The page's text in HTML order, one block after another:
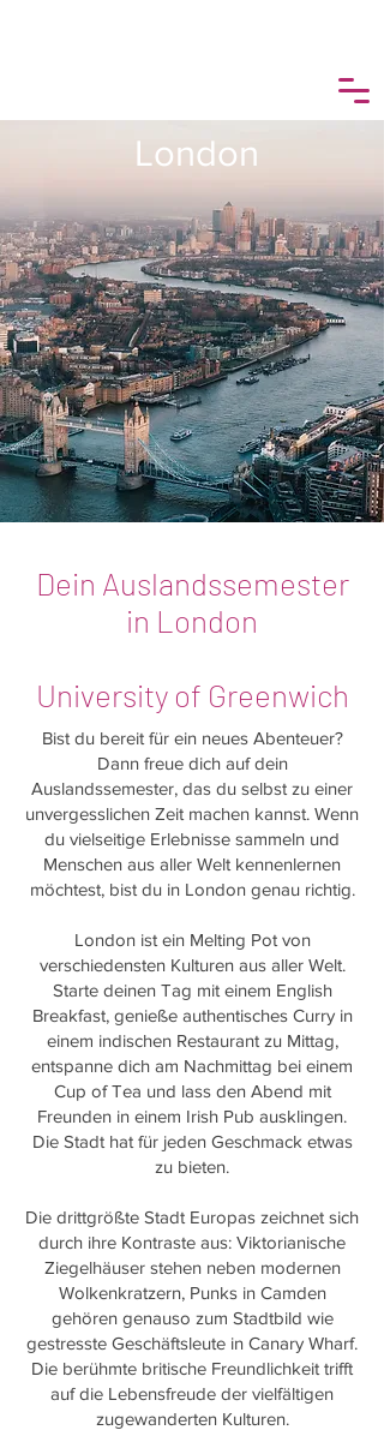
London
Dein Auslandssemester
in London
University of Greenwich
Bist du bereit für ein neues Abenteuer?
Dann freue dich auf dein
Auslandssemester, das du selbst zu einer
unvergesslichen Zeit machen kannst. Wenn
du vielseitige Erlebnisse sammeln und
Menschen aus aller Welt kennenlernen
möchtest, bist du in London genau richtig.
London ist ein Melting Pot von
verschiedensten Kulturen aus aller Welt.
Starte deinen Tag mit einem English
Breakfast, genieße authentisches Curry in
einem indischen Restaurant zu Mittag,
entspanne dich am Nachmittag bei einem
Cup of Tea und lass den Abend mit
Freunden in einem Irish Pub ausklingen.
Die Stadt hat für jeden Geschmack etwas
zu bieten.
Die drittgrößte Stadt Europas zeichnet sich
durch ihre Kontraste aus: Viktorianische
Ziegelhäuser stehen neben modernen
Wolkenkratzern, Punks in Camden
gehören genauso zum Stadtbild wie
gestresste Geschäftsleute in Canary Wharf.
Die berühmte britische Freundlichkeit trifft
auf die Lebensfreude der vielfältigen
zugewanderten Kulturen.